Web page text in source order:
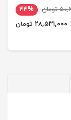
۴۴%
۲۸,۵۳۱,۰۰۰ تومان